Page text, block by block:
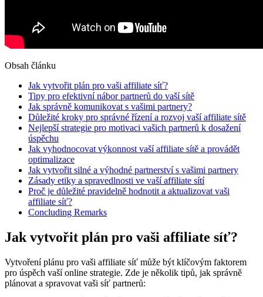
Obsah článku
Jak vytvořit plán pro vaši affiliate síť?
Tipy pro efektivní nábor partnerů do vaší sítě
Jak správně komunikovat s vašimi partnery?
Důležité kroky pro správné řízení a rozvoj vaší affiliate sítě
Nejlepší strategie pro motivaci vašich partnerů k dosažení
úspěchu
Jak vyhodnocovat výkonnost vaší affiliate sítě a provádět
optimalizace
Jak vytvořit silné a výhodné partnerství s vašimi partnery
Zásady etiky a spravedlnosti ve vaší affiliate sítí
Proč je důležité pravidelně hodnotit a aktualizovat vaši
affiliate síť?
Concluding Remarks
Jak vytvořit plán pro vaši affiliate síť?
Vytvoření plánu pro vaši affiliate síť může být klíčovým faktorem
pro úspěch vaší online strategie. Zde je několik tipů, jak správně
plánovat a spravovat vaši síť partnerů: